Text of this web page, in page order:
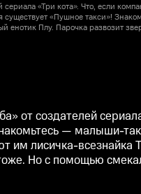
«Три кота». Что, если
«Пушное такси»!
енотик Плу. Парочка развозит
олуша Грэг и Криспи, ручной
от создателей
— малыши-
лисичка-всезнайка
Но с помощью